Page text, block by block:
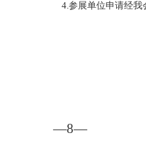
4.参展单位申请经
—8—